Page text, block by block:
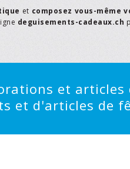
et composez vous-même
deguisements-cadeaux.ch
et
et d'articles